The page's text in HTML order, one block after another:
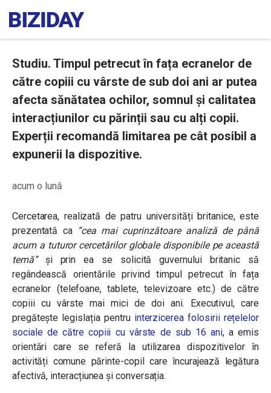
Studiu. Timpul petrecut în fața ecranelor de
către copiii cu vârste de sub doi ani ar putea
afecta sănătatea ochilor, somnul și calitatea
interacțiunilor cu părinții sau cu alți copii.
Experții recomandă limitarea pe cât posibil a
expunerii la dispozitive.
acum o lună
Cercetarea, realizată de patru universități britanice, este
prezentată ca“cea mai cuprinzătoare analiză de până
acum a tuturor cercetărilor globale disponibile pe această
temă”și prin ea se solicită guvernului britanic să
regândească orientările privind timpul petrecut în fața
ecranelor (telefoane, tablete, televizoare etc.) de către
copiii cu vârste mai mici de doi ani. Executivul, care
pregătește legislația pentru interzicerea folosirii rețelelor
sociale de către copiii cu vârste de sub 16 ani, a emis
orientări care se referă la utilizarea dispozitivelor în
activități comune părinte-copil care încurajează legătura
afectivă, interacțiunea și conversația.